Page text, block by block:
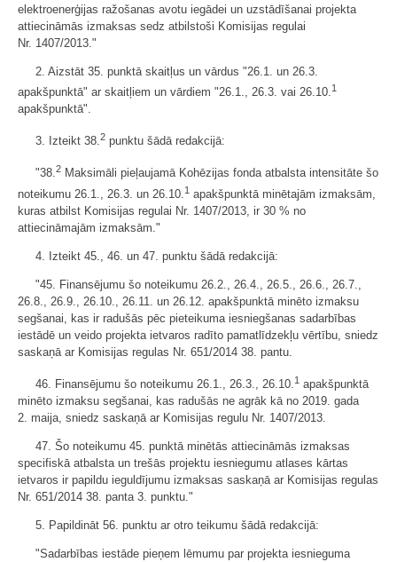
elektroenerģijas ražošanas avotu iegādei un uzstādīšanai projekta
attiecināmās izmaksas sedz atbilstoši Komisijas regulai
Nr. 1407/2013."
2. Aizstāt 35. punktā skaitļus un vārdus "26.1. un 26.3.
apakšpunktā" ar skaitļiem un vārdiem "26.1., 26.3. vai 26.10. 1
apakšpunktā".
3. Izteikt 38.2 punktu šādā redakcijā:
"38.2 Maksimāli pieļaujamā Kohēzijas fonda atbalsta intensitāte šo
noteikumu 26.1., 26.3. un 26.10. 1 apakšpunktā minētajām izmaksām,
kuras atbilst Komisijas regulai Nr. 1407/2013, ir 30 % no
attiecināmajām izmaksām."
4. Izteikt 45., 46. un 47. punktu šādā redakcijā:
"45. Finansējumu šo noteikumu 26.2., 26.4., 26.5., 26.6., 26.7.,
26.8., 26.9., 26.10., 26.11. un 26.12. apakšpunktā minēto izmaksu
segšanai, kas ir radušās pēc pieteikuma iesniegšanas sadarbības
iestādē un veido projekta ietvaros radīto pamatlīdzekļu vērtību, sniedz
saskaņā ar Komisijas regulas Nr. 651/2014 38. pantu.
46. Finansējumu šo noteikumu 26.1., 26.3., 26.10.1 apakšpunktā
minēto izmaksu segšanai, kas radušās ne agrāk kā no 2019. gada
2. maija, sniedz saskaņā ar Komisijas regulu Nr. 1407/2013.
47. Šo noteikumu 45. punktā minētās attiecināmās izmaksas
specifiskā atbalsta un trešās projektu iesniegumu atlases kārtas
ietvaros ir papildu ieguldījumu izmaksas saskaņā ar Komisijas regulas
Nr. 651/2014 38. panta 3. punktu."
5. Papildināt 56. punktu ar otro teikumu šādā redakcijā:
"Sadarbības iestāde pieņem lēmumu par projekta iesnieguma